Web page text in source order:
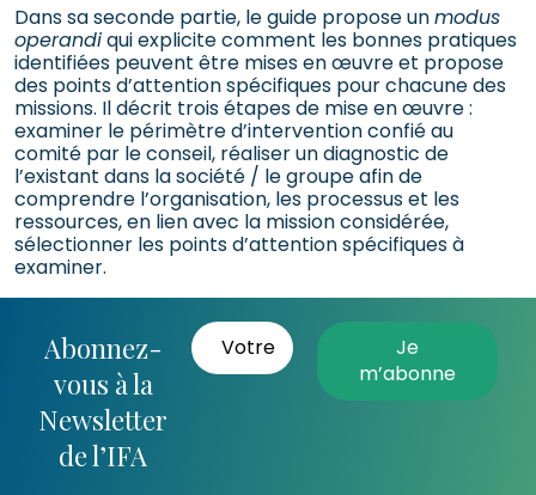
Dans sa seconde partie, le guide propose unmodus
operandiqui explicite comment les bonnes pratiques
identifiées peuvent être mises en œuvre et propose
des points d’attention spécifiques pour chacune des
missions. Il décrit trois étapes de mise en œuvre :
examiner le périmètre d’intervention confié au
comité par le conseil, réaliser un diagnostic de
l’existant dans la société / le groupe afin de
comprendre l’organisation, les processus et les
ressources, en lien avec la mission considérée,
sélectionner les points d’attention spécifiques à
examiner.
Abonnez-
vous à la
Newsletter
de l’IFA